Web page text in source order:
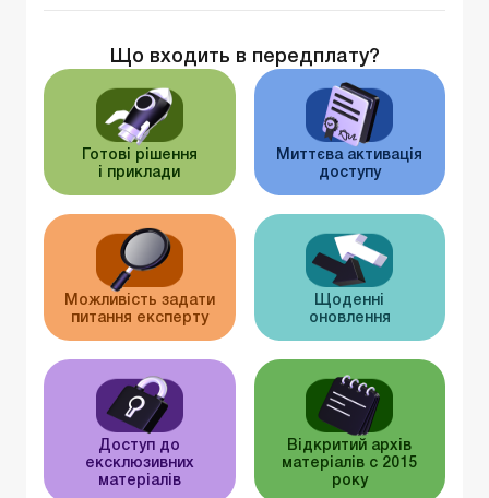
Що входить в передплату?
Готові рішення
і приклади
Миттєва активація
доступу
Можливість задати
питання експерту
Щоденні
оновлення
Доступ до
ексклюзивних
матеріалів
Відкритий архів
матеріалів c 2015
року